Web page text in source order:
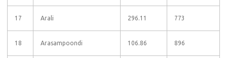
17 Arali 296.11 773
18 Arasampoondi 106.86 896